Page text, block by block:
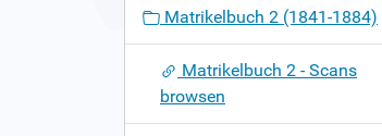
Matrikelbuch 2 (1841-1884)
Matrikelbuch 2 - Scans
browsen